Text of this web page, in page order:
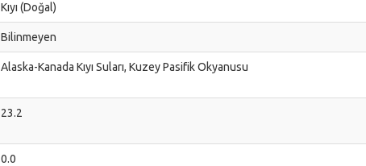
Kıyı (Doğal)
Bilinmeyen
Alaska-Kanada Kıyı Suları, Kuzey Pasifik Okyanusu
23.2
0.0